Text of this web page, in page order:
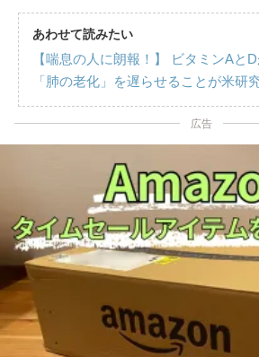
あわせて読みたい
【喘息の人に朗報！】 ビタミンAと
「肺の老化」を遅らせることが米研
広告